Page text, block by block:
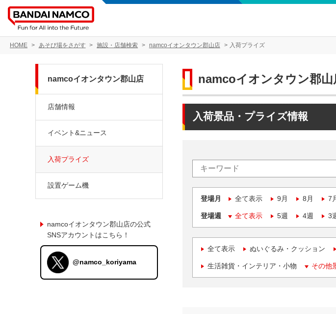
HOME あそび場をさがす 施設・店舗検索 namcoイオンタウン郡山店 入荷プライズ
namcoイオンタウン郡山
入荷景品・プライズ情報
登場月 全て表示 9月 8月 7
登場週 全て表示 5週 4週 3
全て表示 ぬいぐるみ・クッション
生活雑貨・インテリア・小物 その他
namcoイオンタウン郡山店
店舗情報
イベント&ニュース
入荷プライズ
設置ゲーム機
namcoイオンタウン郡山店の公式
SNSアカウントはこちら！
@namco_koriyama